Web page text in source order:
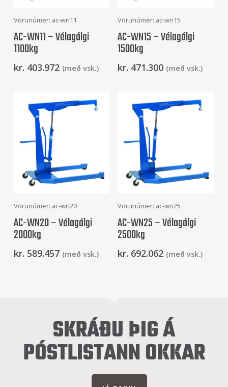
Frekari Upplýsingar
Vörunúmer: ac-wn11
AC-WN11 – Vélagálgi
1100kg
kr. 403.972 (með vsk.)
Frekari Upplýsingar
Vörunúmer: ac-wn15
AC-WN15 – Vélagálgi
1500kg
kr. 471.300 (með vsk.)
Frekari Upplýsingar
Vörunúmer: ac-wn20
AC-WN20 – Vélagálgi
2000kg
kr. 589.457 (með vsk.)
Frekari Upplýsingar
Vörunúmer: ac-wn25
AC-WN25 – Vélagálgi
2500kg
kr. 692.062 (með vsk.)
SKRÁÐU ÞIG Á
PÓSTLISTANN OKKAR